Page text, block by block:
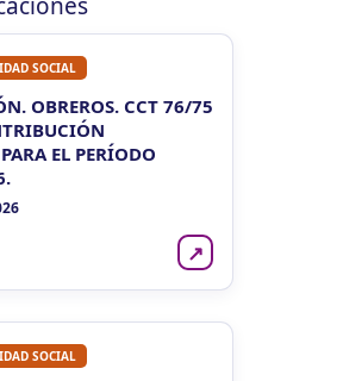
SOCIAL
OBREROS. CCT 76/75
EL PERÍODO
↗
SOCIAL